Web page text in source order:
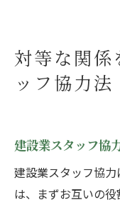
対等な関係
ッフ協力法
建設業スタッフ協
建設業スタッフ協
は、まずお互いの